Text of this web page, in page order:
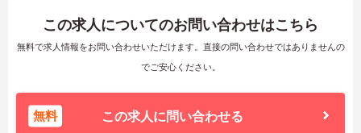
この求人についてのお問い合わせはこちら
無料で求人情報をお問い合わせいただけます。直接の問い合わせではありませんの
でご安心ください。
無料 この求人に問い合わせる